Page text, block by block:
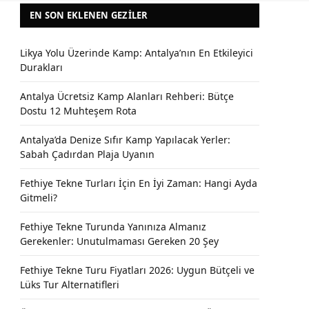
EN SON EKLENEN GEZILER
Likya Yolu Üzerinde Kamp: Antalya’nın En Etkileyici
Durakları
Antalya Ücretsiz Kamp Alanları Rehberi: Bütçe
Dostu 12 Muhteşem Rota
Antalya’da Denize Sıfır Kamp Yapılacak Yerler:
Sabah Çadırdan Plaja Uyanın
Fethiye Tekne Turları İçin En İyi Zaman: Hangi Ayda
Gitmeli?
Fethiye Tekne Turunda Yanınıza Almanız
Gerekenler: Unutulmaması Gereken 20 Şey
Fethiye Tekne Turu Fiyatları 2026: Uygun Bütçeli ve
Lüks Tur Alternatifleri